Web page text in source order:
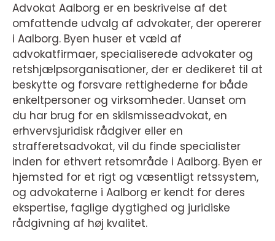
Advokat Aalborg er en beskrivelse af det
omfattende udvalg af advokater, der opererer
i Aalborg. Byen huser et væld af
advokatfirmaer, specialiserede advokater og
retshjælpsorganisationer, der er dedikeret til at
beskytte og forsvare rettighederne for både
enkeltpersoner og virksomheder. Uanset om
du har brug for en skilsmisseadvokat, en
erhvervsjuridisk rådgiver eller en
strafferetsadvokat, vil du finde specialister
inden for ethvert retsområde i Aalborg. Byen er
hjemsted for et rigt og væsentligt retssystem,
og advokaterne i Aalborg er kendt for deres
ekspertise, faglige dygtighed og juridiske
rådgivning af høj kvalitet.